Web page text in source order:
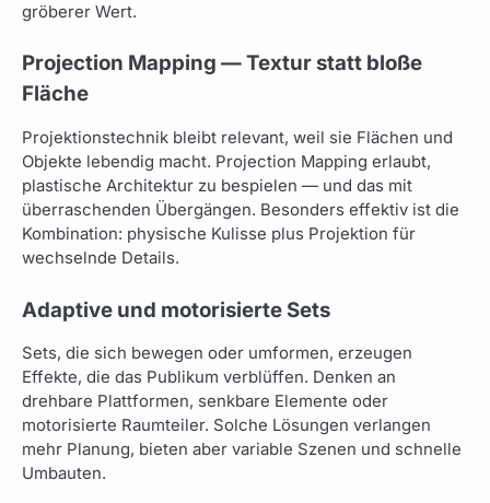
gröberer Wert.
Projection Mapping — Textur statt bloße
Fläche
Projektionstechnik bleibt relevant, weil sie Flächen und
Objekte lebendig macht. Projection Mapping erlaubt,
plastische Architektur zu bespielen — und das mit
überraschenden Übergängen. Besonders effektiv ist die
Kombination: physische Kulisse plus Projektion für
wechselnde Details.
Adaptive und motorisierte Sets
Sets, die sich bewegen oder umformen, erzeugen
Effekte, die das Publikum verblüffen. Denken an
drehbare Plattformen, senkbare Elemente oder
motorisierte Raumteiler. Solche Lösungen verlangen
mehr Planung, bieten aber variable Szenen und schnelle
Umbauten.